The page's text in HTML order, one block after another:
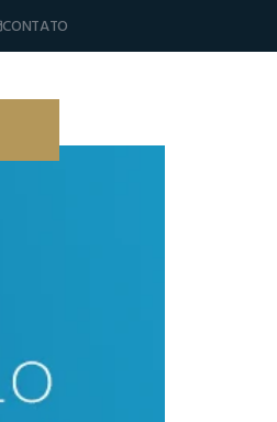
CONTATO